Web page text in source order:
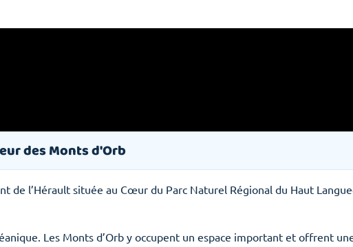
des Monts d'Orb
de l’Hérault située au Cœur du Parc Naturel Régional du Haut
Les Monts d’Orb y occupent un espace important et offrent